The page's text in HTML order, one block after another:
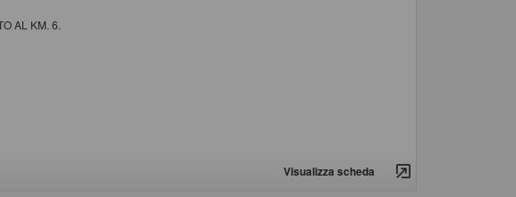
AL KM. 6.
Visualizza scheda